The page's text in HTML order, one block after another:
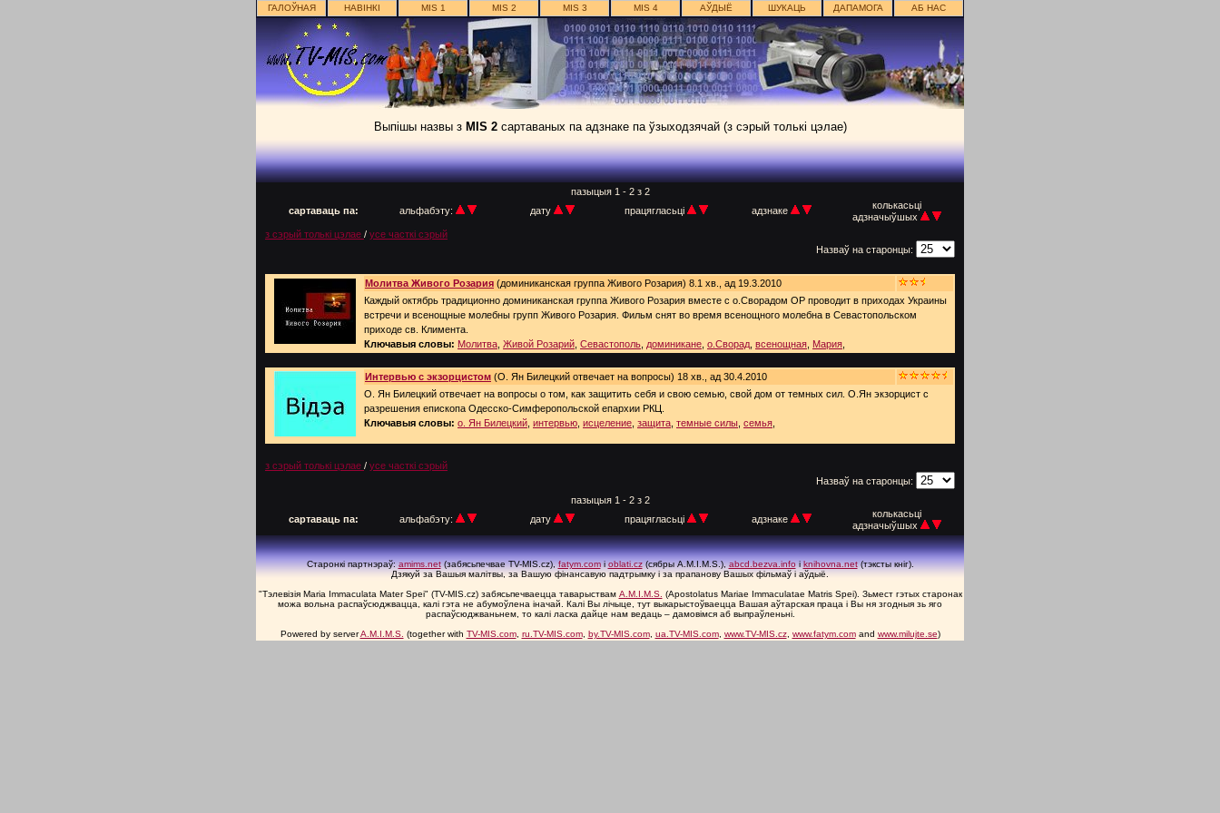
ГАЛОЎНАЯ НАВІНКІ MIS 1 MIS 2 MIS 3 MIS 4 АЎДЫЁ ШУКАЦЬ ДАПАМОГА АБ НАС
Выпішы назвы з MIS 2сартаваных па адзнаке па ўзыходзячай (з сэрый толькі цэлае)
пазыцыя 1 - 2 з 2
сартаваць па:
альфабэту: дату працягласьці адзнаке
колькасьці
адзначыўшых
з сэрый толькі цэлае / усе часткі сэрый
Назваў на старонцы:
Молитва Живого Розария (доминиканская группа Живого Розария) 8.1 хв., ад 19.3.2010
Каждый октябрь традиционно доминиканская группа Живого Розария вместе с о.Сворадом ОР проводит в приходах Украины
встречи и всенощные молебны групп Живого Розария. Фильм снят во время всенощного молебна в Севастопольском
приходе св. Климента.
Ключавыя словы: Молитва Живой Розарий Севастополь доминикане о.Сворад всенощная Мария
Интервью с экзорцистом (О. Ян Билецкий отвечает на вопросы) 18 хв., ад 30.4.2010
О. Ян Билецкий отвечает на вопросы о том, как защитить себя и свою семью, свой дом от темных сил. О.Ян экзорцист с
разрешения епископа Одесско-Симферопольской епархии РКЦ.
Ключавыя словы: о. Ян Билецкий интервью исцеление защита темные силы семья
з сэрый толькі цэлае / усе часткі сэрый
Назваў на старонцы:
пазыцыя 1 - 2 з 2
сартаваць па:
альфабэту: дату працягласьці адзнаке
колькасьці
адзначыўшых
Старонкі партнэраў:amims.net(забясьпечвае TV-MIS.cz),fatym.comіoblati.cz(сябры A.M.I.M.S.),abcd.bezva.infoіknihovna.net(тэксты кніг).
Дзякуй за Вашыя малітвы, за Вашую фінансавую падтрымку і за прапанову Вашых фільмаў і аўдыё.
"Тэлевізія Maria Immaculata Mater Spei" (TV-MIS.cz) забясьпечваецца таварыствам A.M.I.M.S. (Apostolatus Mariae Immaculatae Matris Spei). Зьмест гэтых старонак
можа вольна распаўсюджвацца, калі гэта не абумоўлена іначай. Калі Вы лічыце, тут выкарыстоўваецца Вашая аўтарская праца і Вы ня згодныя зь яго
распаўсюджваньнем, то калі ласка дайце нам ведаць – дамовімся аб выпраўленьні.
Powered by serverA.M.I.M.S. (together with TV-MIS.com, ru.TV-MIS.com, by.TV-MIS.com, ua.TV-MIS.com, www.TV-MIS.cz, www.fatym.comand www.milujte.se)